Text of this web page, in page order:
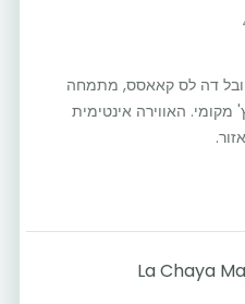
דה לס קאאסס, מתמחה
האווירה אינטימית
La Chaya